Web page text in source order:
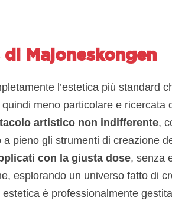
di Majoneskongen
l’estetica più standard
meno particolare e ricercata
artistico non indifferente,
pieno gli strumenti di creazione
con la giusta dose, senza
esplorando un universo fatto di
è professionalmente